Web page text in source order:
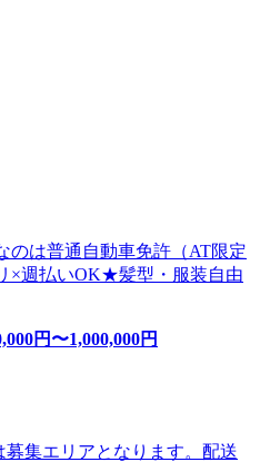
のは普通自動車免許（AT限定
×週払いOK★髪型・服装自由
円〜1,000,000円
集エリアとなります。配送